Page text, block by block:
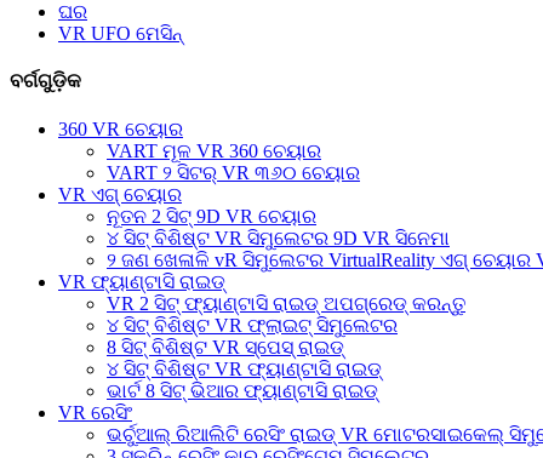
ଘର
VR UFO ମେସିନ୍
ବର୍ଗଗୁଡ଼ିକ
360 VR ଚେୟାର
VART ମୂଳ VR 360 ଚେୟାର
VART ୨ ସିଟର୍ VR ୩୬୦ ଚେୟାର
VR ଏଗ୍ ଚେୟାର
ନୂତନ 2 ସିଟ୍ 9D VR ଚେୟାର
୪ ସିଟ୍ ବିଶିଷ୍ଟ VR ସିମୁଲେଟର 9D VR ସିନେମା
୨ ଜଣ ଖେଳାଳି vR ସିମୁଲେଟର VirtualReality ଏଗ୍ ଚେୟାର
VR ଫ୍ୟାଣ୍ଟାସି ରାଇଡ୍
VR 2 ସିଟ୍ ଫ୍ୟାଣ୍ଟାସି ରାଇଡ୍ ଅପଗ୍ରେଡ୍ କରନ୍ତୁ
୪ ସିଟ୍ ବିଶିଷ୍ଟ VR ଫ୍ଲାଇଟ୍ ସିମୁଲେଟର
8 ସିଟ୍ ବିଶିଷ୍ଟ VR ସ୍ପେସ୍ ରାଇଡ୍
୪ ସିଟ୍ ବିଶିଷ୍ଟ VR ଫ୍ୟାଣ୍ଟାସି ରାଇଡ୍
ଭାର୍ଟ 8 ସିଟ୍ ଭିଆର ଫ୍ୟାଣ୍ଟାସି ରାଇଡ୍
VR ରେସିଂ
ଭର୍ଚୁଆଲ୍ ରିଆଲିଟି ରେସିଂ ରାଇଡ୍ VR ମୋଟରସାଇକେଲ୍